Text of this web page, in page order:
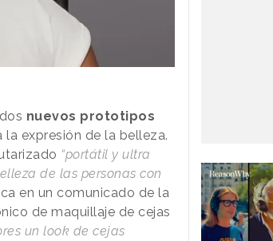
nuevos prototipos
expresión de la belleza.
“portátil y ultra
de las personas con
en un comunicado de la
de maquillaje de cejas
un look de cejas